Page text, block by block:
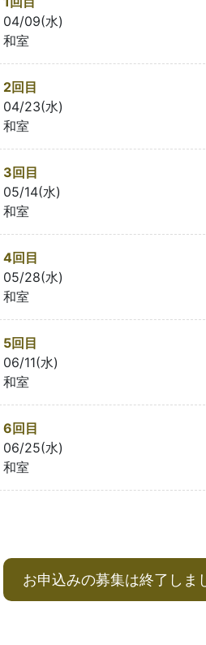
04/09(水)
和室
2回目
04/23(水)
和室
3回目
05/14(水)
和室
4回目
05/28(水)
和室
5回目
06/11(水)
和室
6回目
06/25(水)
和室
お申込みの募集は終了しま